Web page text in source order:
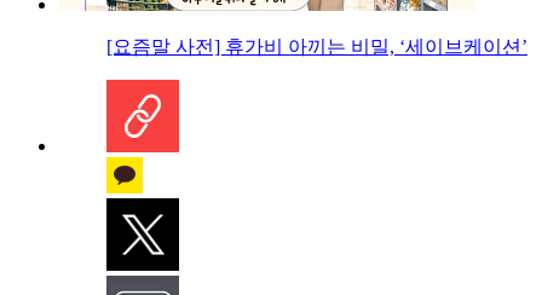
[요즘말 사전] 휴가비 아끼는 비밀, ‘세이브케이션’